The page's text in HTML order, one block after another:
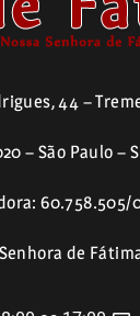
44 –
– São Paulo –
60.758.505/
de